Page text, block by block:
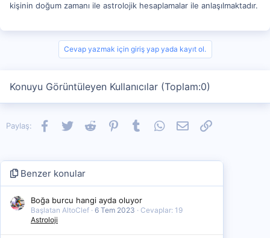
kişinin doğum zamanı ile astrolojik hesaplamalar ile anlaşılmaktadır.
Cevap yazmak için giriş yap yada kayıt ol.
Konuyu Görüntüleyen Kullanıcılar (Toplam:0)
Paylaş: Facebook
TwitterReddit PinterestTumblrWhatsApp
E-postaLink
Benzer konular
Boğa burcu hangi ayda oluyor
Başlatan AltoClef 6 Tem 2023
Cevaplar: 19
Astroloji